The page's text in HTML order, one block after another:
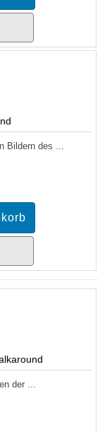
Bildern des ...
der ...